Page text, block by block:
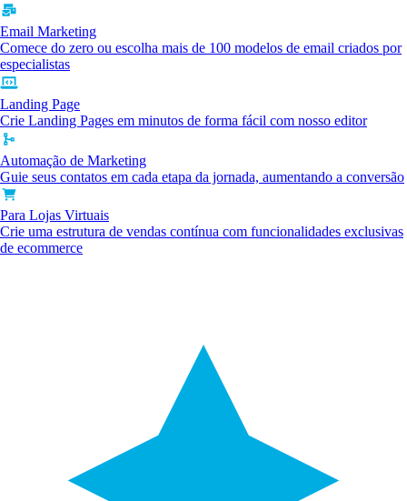
Email Marketing
Comece do zero ou escolha mais de 100 modelos de email criados por
especialistas
Landing Page
Crie Landing Pages em minutos de forma fácil com nosso editor
Automação de Marketing
Guie seus contatos em cada etapa da jornada, aumentando a conversão
Para Lojas Virtuais
Crie uma estrutura de vendas contínua com funcionalidades exclusivas
de ecommerce